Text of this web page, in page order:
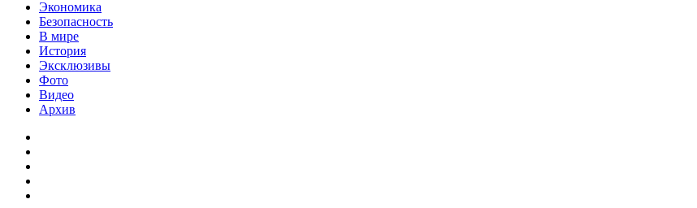
Экономика
Безопасность
В мире
История
Эксклюзивы
Фото
Видео
Архив